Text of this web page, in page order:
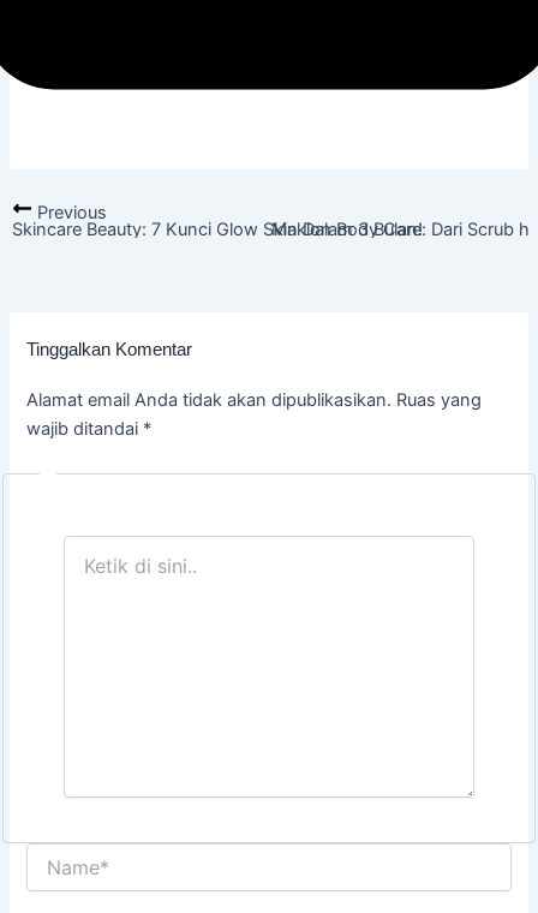
Previous
Skincare Beauty: 7 Kunci Glow Skin Dalam 3 Bulan!
Maklon Body Care: Dari Scrub
Tinggalkan Komentar
Alamat email Anda tidak akan dipublikasikan. Ruas yang
wajib ditandai *
Ketik
Name*